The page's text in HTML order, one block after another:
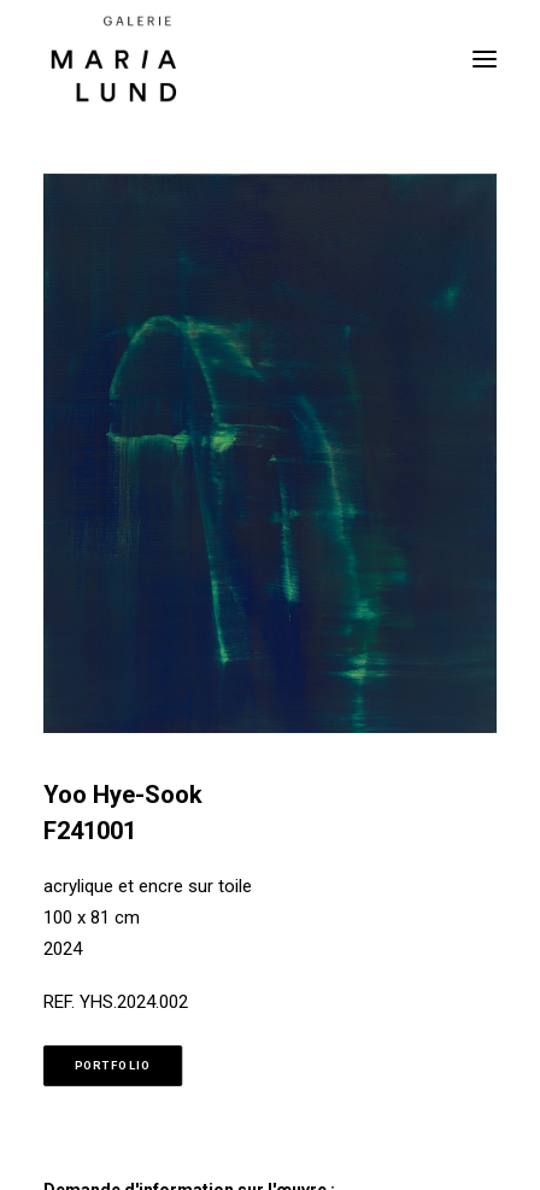
Yoo Hye-Sook
F241001
acrylique et encre sur toile
100 x 81 cm
2024
REF. YHS.2024.002
PORTFOLIO